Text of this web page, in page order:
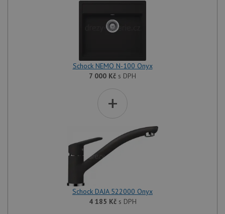
Schock NEMO N-100 Onyx
7 000 Kč s DPH
+
Schock DAJA 522000 Onyx
4 185 Kčs DPH